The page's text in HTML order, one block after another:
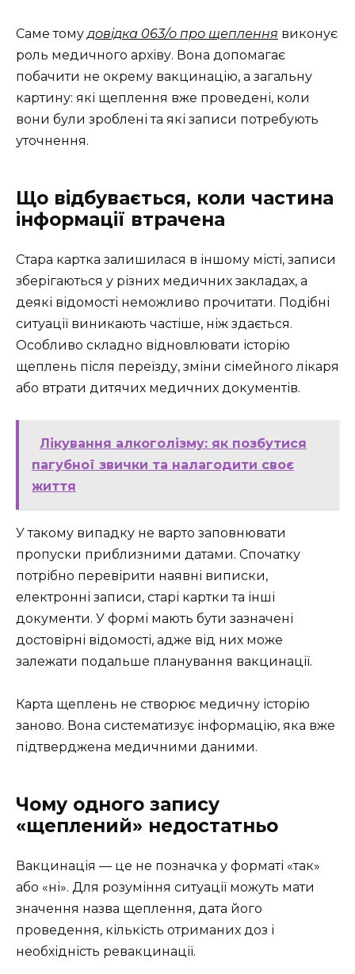
Саме тому довідка 063/о про щеплення виконує
роль медичного архіву. Вона допомагає
побачити не окрему вакцинацію, а загальну
картину: які щеплення вже проведені, коли
вони були зроблені та які записи потребують
уточнення.
Що відбувається, коли частина
інформації втрачена
Стара картка залишилася в іншому місті, записи
зберігаються у різних медичних закладах, а
деякі відомості неможливо прочитати. Подібні
ситуації виникають частіше, ніж здається.
Особливо складно відновлювати історію
щеплень після переїзду, зміни сімейного лікаря
або втрати дитячих медичних документів.
Лікування алкоголізму: як позбутися
пагубної звички та налагодити своє
життя
У такому випадку не варто заповнювати
пропуски приблизними датами. Спочатку
потрібно перевірити наявні виписки,
електронні записи, старі картки та інші
документи. У формі мають бути зазначені
достовірні відомості, адже від них може
залежати подальше планування вакцинації.
Карта щеплень не створює медичну історію
заново. Вона систематизує інформацію, яка вже
підтверджена медичними даними.
Чому одного запису
«щеплений» недостатньо
Вакцинація — це не позначка у форматі «так»
або «ні». Для розуміння ситуації можуть мати
значення назва щеплення, дата його
проведення, кількість отриманих доз і
необхідність ревакцинації.